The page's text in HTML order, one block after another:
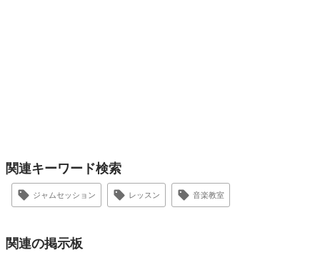
関連キーワード検索
ジャムセッション レッスン 音楽教室
関連の掲示板